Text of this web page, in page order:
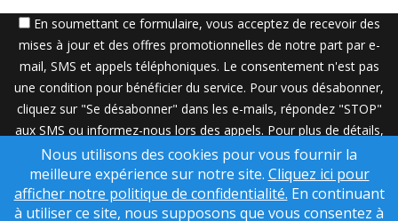
En soumettant ce formulaire, vous acceptez de recevoir des
mises à jour et des offres promotionnelles de notre part par e-
mail, SMS et appels téléphoniques. Le consentement n'est pas
une condition pour bénéficier du service. Pour vous désabonner,
cliquez sur "Se désabonner" dans les e-mails, répondez "STOP"
aux SMS ou informez-nous lors des appels. Pour plus de détails,
veuillez consulter notrePolitique de confidentialité
Une solution SuccessWebsite® propriété de © ConsulNet
Computing Inc. 1998- 2026 (tous droits réservés)
Nous utilisons des cookies pour vous fournir la
meilleure expérience sur notre site. Cliquez ici pour
afficher notre politique de confidentialité. En continuant
à utiliser ce site, nous supposons que vous consentez à